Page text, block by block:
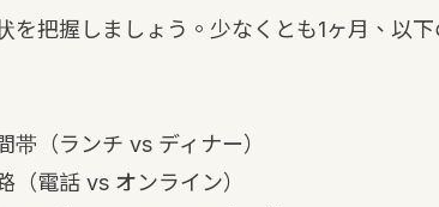
を把握しましょう。少なくとも1ヶ月、以
帯（ランチ vs ディナー）
（電話 vs オンライン）